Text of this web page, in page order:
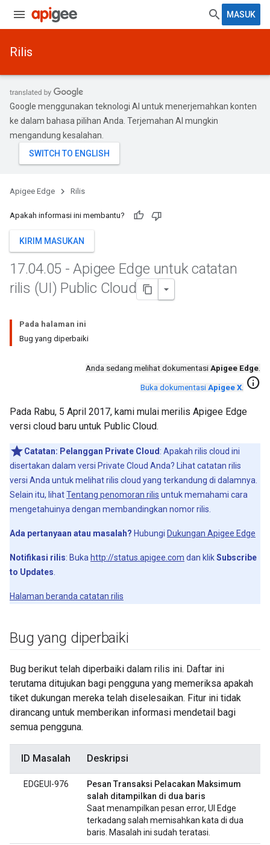
MASUK
Rilis
Google menggunakan teknologi AI untuk menerjemahkan konten
ke dalam bahasa pilihan Anda. Terjemahan AI mungkin
mengandung kesalahan.
Apigee Edge Rilis
Apakah informasi ini membantu?
KIRIM MASUKAN
17.04.05 - Apigee Edge untuk catatan
rilis (UI) Public Cloud
Pada halaman ini
Bug yang diperbaiki
Anda sedang melihat dokumentasi Apigee Edge.
Buka dokumentasi Apigee X. info
Pada Rabu, 5 April 2017, kami mulai merilis Apigee Edge
versi cloud baru untuk Public Cloud.
Catatan: Pelanggan Private Cloud : Apakah rilis cloud ini
disertakan dalam versi Private Cloud Anda? Lihat catatan rilis
versi Anda untuk melihat rilis cloud yang terkandung di dalamnya.
Selain itu, lihatTentang penomoran rilis untuk memahami cara
mengetahuinya dengan membandingkan nomor rilis.
Ada pertanyaan atau masalah? Hubungi Dukungan Apigee Edge
Notifikasi rilis: Buka http://status.apigee.com dan klikSubscribe
to Updates
Halaman beranda catatan rilis
Bug yang diperbaiki
Bug berikut telah diperbaiki dalam rilis ini. Daftar ini
terutama ditujukan bagi pengguna yang memeriksa apakah
tiket dukungan mereka telah diselesaikan. Fitur ini tidak
dirancang untuk memberikan informasi mendetail bagi
semua pengguna.
ID Masalah Deskripsi
EDGEUI-976
Pesan Transaksi Pelacakan Maksimum
salah ditampilkan di dua baris
Saat menampilkan pesan error, UI Edge
terkadang salah memisahkan kata di dua
baris. Masalah ini sudah teratasi.